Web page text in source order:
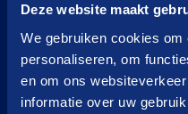
Deze website maakt
We gebruiken cookies
personaliseren, om
en om ons
informatie over uw
Marketing materiaal
in3 omzetcalculator
Merchant support
Over Payin3